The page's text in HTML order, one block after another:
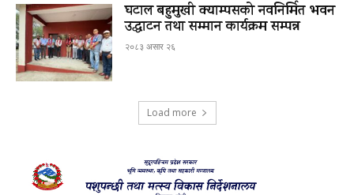
घटाल बहुमुखी क्याम्पसको नवनिर्मित भवन
उद्घाटन तथा सम्मान कार्यक्रम सम्पन्न
२०८३ असार २६
Load more